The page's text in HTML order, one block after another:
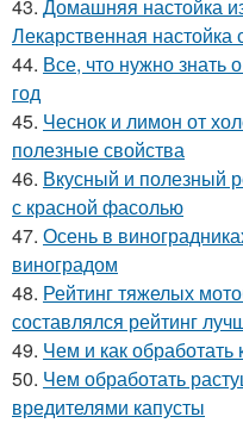
43. Домашняя настойка
Лекарственная
44. Все, что нужно знать
год
45. Чеснок и лимон от
полезные свойства
46. Вкусный и полезный
с красной фасолью
47. Осень в
виноградом
48. Рейтинг тяжелых
составлялся рейтинг
49. Чем и как
50. Чем обработать
вредителями капусты